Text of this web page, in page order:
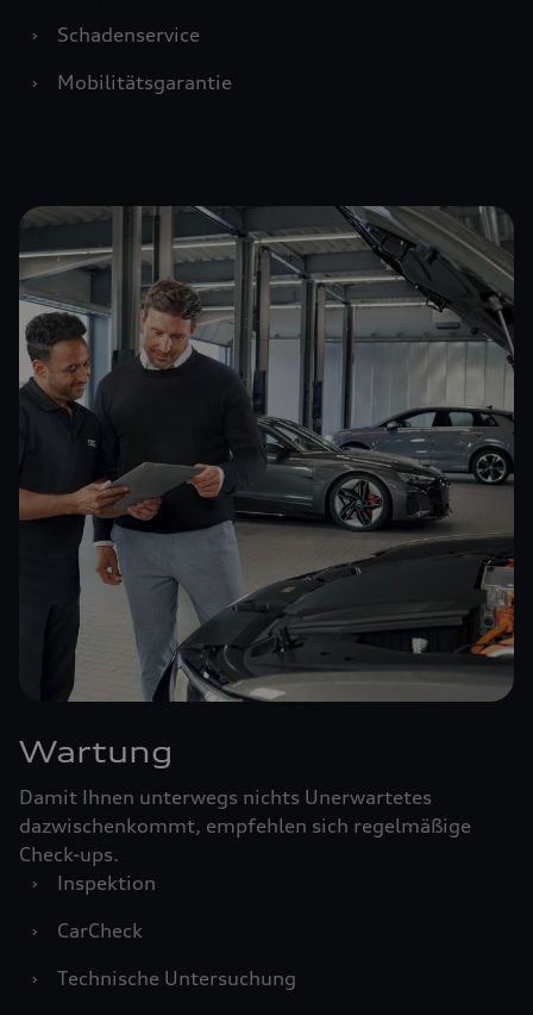
›
Schadenservice
›
Mobilitätsgarantie
Wartung
Damit Ihnen unterwegs nichts Unerwartetes
dazwischenkommt, empfehlen sich regelmäßige
Check-ups.
›
Inspektion
›
CarCheck
›
Technische Untersuchung